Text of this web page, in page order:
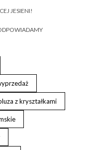
JESIENI!
z kryształkami